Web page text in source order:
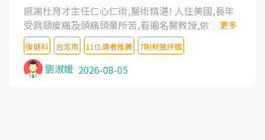
感謝杜育才主任仁心仁術,醫術精湛! 人住美國,長年
受肩頸痠痛及頭痛頭暈所苦,看遍名醫教授,做了各種
檢查,也嘗試過西醫打針,中醫針灸及物理徒手治療都
沒有用,後來連吃到嗎啡類止痛藥都效果有限,只是壓
症狀,沒多久就痛起來,多年失眠嚴重影響生活品質.
台灣親友介紹忠孝醫院杜育才主任是頸頭症候群專
更多
復健科 台北市 11位讀者推薦 7則就醫評鑑
劉淑媛 2026-08-05